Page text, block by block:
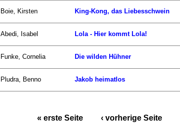
Boie, Kirsten King-Kong, das Liebesschwein
Abedi, Isabel Lola - Hier kommt Lola!
Funke, Cornelia Die wilden Hühner
Pludra, Benno Jakob heimatlos
« erste Seite ‹ vorherige Seite